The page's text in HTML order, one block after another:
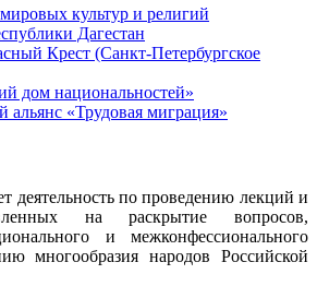
культур и религий
Дагестан
Крест (Санкт-Петербургское
дом национальностей»
«Трудовая миграция»
по проведению лекций и
на раскрытие вопросов,
и межконфессионального
многообразия народов Российской